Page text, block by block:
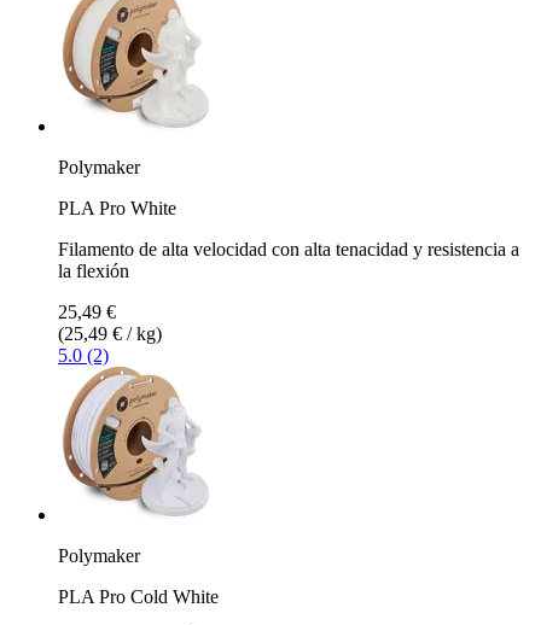
Polymaker
PLA Pro White
Filamento de alta velocidad con alta tenacidad y resistencia a
la flexión
25,49 €
(25,49 € / kg)
5.0 (2)
Polymaker
PLA Pro Cold White